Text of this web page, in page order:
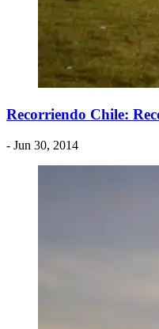
Recorriendo Chile:
- Jun 30, 2014